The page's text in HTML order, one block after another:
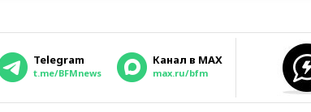
Telegram
t.me/BFMnews
Канал в MAX
max.ru/bfm